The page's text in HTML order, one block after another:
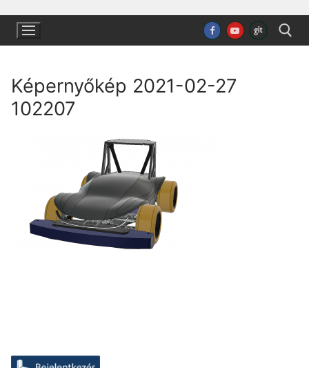
tartalomra
Keresése:
Képernyőkép 2021-02-27
102207